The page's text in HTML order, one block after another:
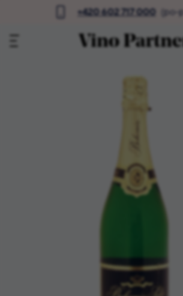
+420 602 717 000 (po-